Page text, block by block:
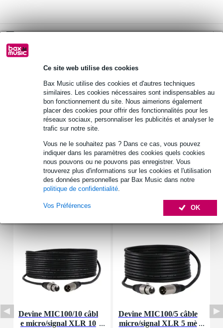
Ce site web utilise des cookies
Bax Music utilise des cookies et d'autres techniques
similaires. Les cookies nécessaires sont indispensables au
bon fonctionnement du site. Nous aimerions également
placer des cookies pour offrir des fonctionnalités pour les
réseaux sociaux, personnaliser les publicités et analyser le
trafic sur notre site.
Vous ne le souhaitez pas ? Dans ce cas, vous pouvez
indiquer dans les paramètres des cookies quels cookies
nous pouvons ou ne pouvons pas enregistrer. Vous
trouverez plus d'informations sur les cookies et l'utilisation
des données personnelles par Bax Music dans notre
politique de confidentialité.
OK
Vos Préférences
Retrait gratuit en magasin
puissance de sortie maximale : 600 W
puissance de sortie : 400 W
puissance à 4 Ω : 2 x 200 W
Afficher toutes les caractéristiques du produit
Autres variantes (3)
Accessoires (25)
Devine MIC100/10 câbl
e micro/signal XLR 10
Devine MIC100/5 câble
micro/signal XLR 5 mè